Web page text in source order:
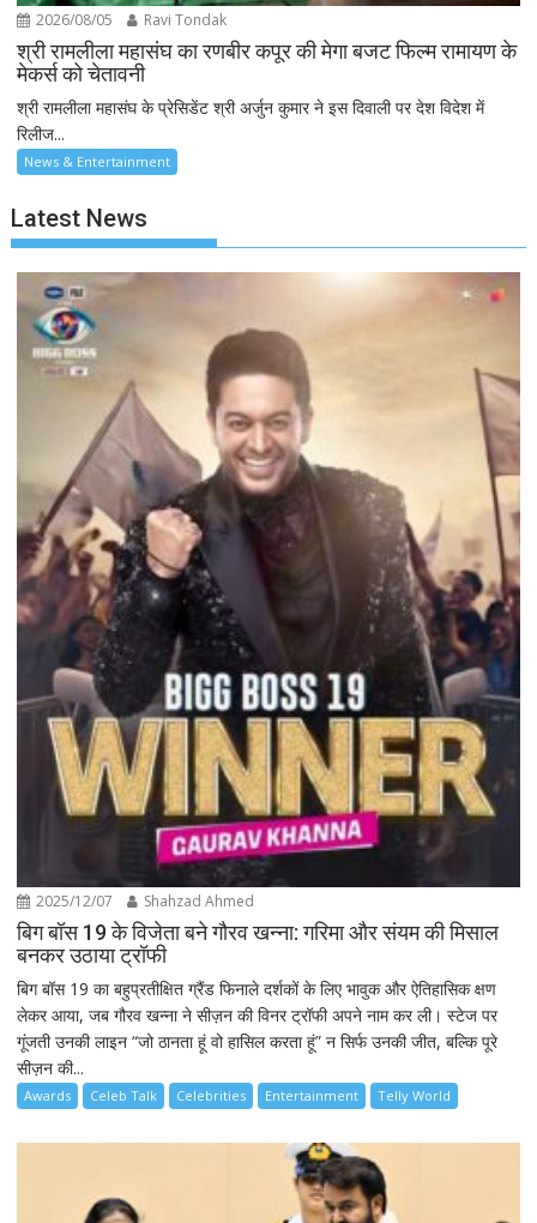
2026/08/05 Ravi Tondak
श्री रामलीला महासंघ का रणबीर कपूर की मेगा बजट फिल्म रामायण के
मेकर्स को चेतावनी
श्री रामलीला महासंघ के प्रेसिडेंट श्री अर्जुन कुमार ने इस दिवाली पर देश विदेश में
रिलीज...
News & Entertainment
Latest News
2025/12/07 Shahzad Ahmed
बिग बॉस 19 के विजेता बने गौरव खन्ना: गरिमा और संयम की मिसाल
बनकर उठाया ट्रॉफी
बिग बॉस 19 का बहुप्रतीक्षित ग्रैंड फिनाले दर्शकों के लिए भावुक और ऐतिहासिक क्षण
लेकर आया, जब गौरव खन्ना ने सीज़न की विनर ट्रॉफी अपने नाम कर ली। स्टेज पर
गूंजती उनकी लाइन “जो ठानता हूं वो हासिल करता हूं” न सिर्फ उनकी जीत, बल्कि पूरे
सीज़न की...
Awards Celeb Talk Celebrities Entertainment Telly World